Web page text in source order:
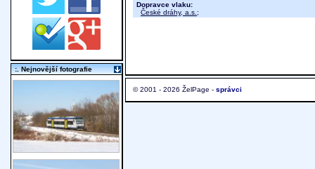
Dopravce vlaku:
České dráhy, a.s. ;
© 2001 - 2026 ŽelPage - správci
:. Nejnovější fotografie